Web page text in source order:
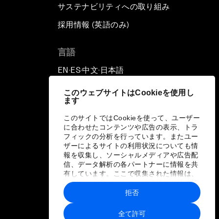
このウェブサイトはCookieを使用し
ます
このサイトではCookieを使って、ユーザー
に合わせたコンテンツや広告の表示、トラ
フィックの分析を行っています。またユー
ザーによるサイトの利用状況についても情
報を収集し、ソーシャルメディアや広告配
信、データ解析の各パートナーに情報を共
有しています。ここで収集された情報は、
ユーザーが各パートナーに提供した他の情
報や各パートナーのサービスを使用した際
に収集された情報と組み合わされ、各パー
トナーによって使用されることがありま
全て許可
拒否
サステナビリティへの取り組み
採用情報 (英語のみ)
言語
EN ▪ ES▪中文▪ 日本語